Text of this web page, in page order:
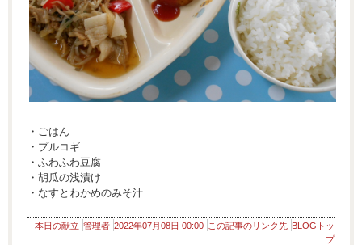
・ごはん
・プルコギ
・ふわふわ豆腐
・胡瓜の浅漬け
・なすとわかめのみそ汁
本日の献立 管理者 2022年07月08日 00:00 この記事のリンク先 BLOGトッ
プ